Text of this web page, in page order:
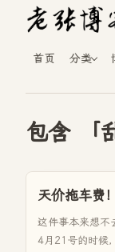
首页 分类
包含 「
天价拖车费！
这件事本来想不
4月21号的时候